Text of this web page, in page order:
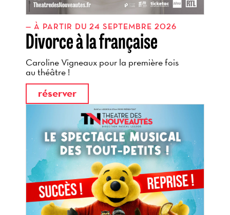
À PARTIR DU 24 SEPTEMBRE 2026
Divorce à la française
Caroline Vigneaux pour la première fois
au théâtre !
réserver